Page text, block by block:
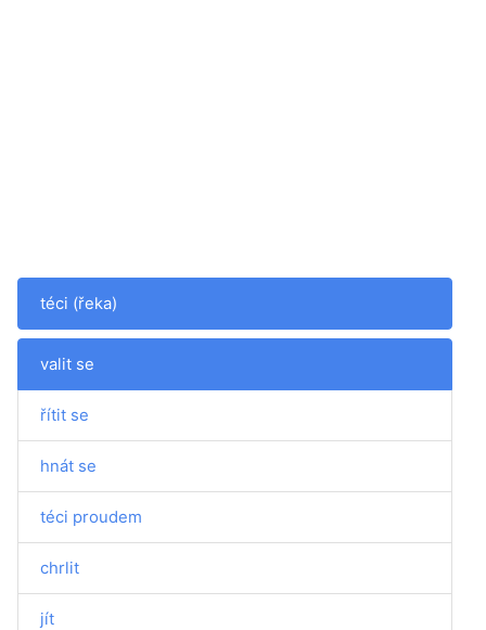
téci (řeka)
valit se
řítit se
hnát se
téci proudem
chrlit
jít